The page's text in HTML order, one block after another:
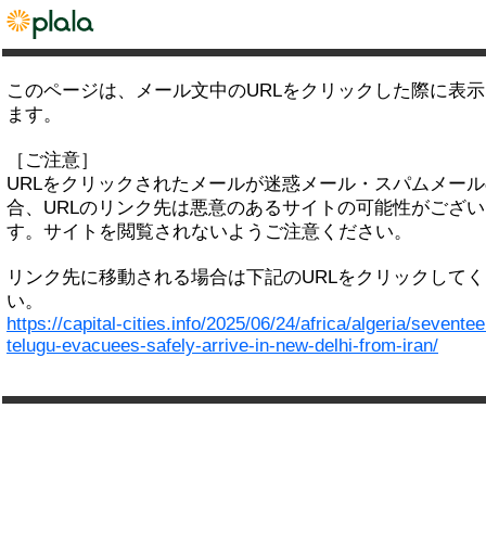
このページは、メール文中のURLをクリックした際に表
ます。
［ご注意］
URLをクリックされたメールが迷惑メール・スパムメー
合、URLのリンク先は悪意のあるサイトの可能性がござ
す。サイトを閲覧されないようご注意ください。
リンク先に移動される場合は下記のURLをクリックして
い。
https://capital-cities.info/2025/06/24/africa/algeria/
telugu-evacuees-safely-arrive-in-new-delhi-from-iran/